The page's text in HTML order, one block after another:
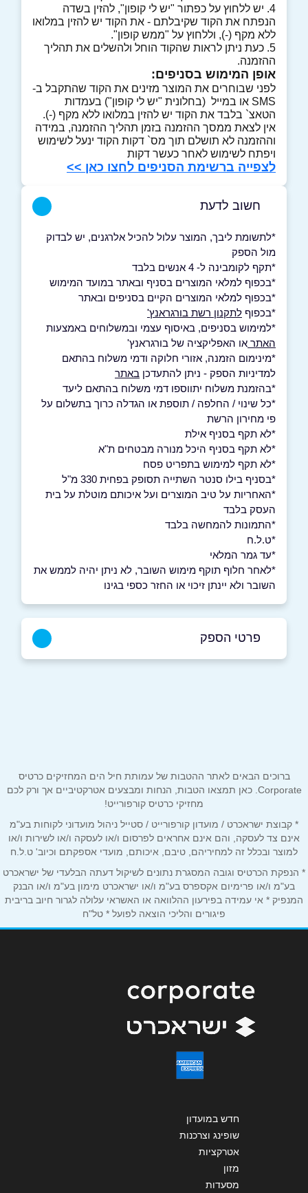
4. יש ללחוץ על כפתור "יש לי קופון", להזין בשדה
הנפתח את הקוד שקיבלתם - את הקוד יש להזין במלואו
ללא מקף (-), וללחוץ על "ממש קופון".
5. כעת ניתן לראות שהקוד הוחל ולהשלים את תהליך
ההזמנה.
אופן המימוש בסניפים:
לפני שבוחרים את המוצר מזינים את הקוד שהתקבל ב-
SMS או במייל (בחלונית "יש לי קופון") בעמדות
הטאצ` בלבד את הקוד יש להזין במלואו ללא מקף (-).
אין לצאת ממסך ההזמנה בזמן תהליך ההזמנה, במידה
וההזמנה לא תושלם תוך מס` דקות הקוד ינעל לשימוש
ויפתח לשימוש לאחר כעשר דקות
לצפייה ברשימת הסניפים לחצו כאן >>
חשוב לדעת
*לתשומת ליבך, המוצר עלול להכיל אלרגנים, יש לבדוק
מול הספק
*תקף לקומבינה ל- 4 אנשים בלבד
*בכפוף למלאי המוצרים בסניף ובאתר במועד המימוש
*בכפוף למלאי המוצרים הקיים בסניפים ובאתר
*בכפוף לתקנון רשת בורגראנץ'
*למימוש בסניפים, באיסוף עצמי ובמשלוחים באמצעות
האתר או האפליקציה של בורגראנץ'
*מינימום הזמנה, אזורי חלוקה ודמי משלוח בהתאם
למדיניות הספק - ניתן להתעדכן באתר
*בהזמנת משלוח יתווספו דמי משלוח בהתאם ליעד
*כל שינוי / החלפה / תוספת או הגדלה כרוך בתשלום על
פי מחירון הרשת
*לא תקף בסניף אילת
*לא תקף בסניף היכל מנורה מבטחים ת"א
*לא תקף למימוש בתפריט פסח
*בסניף בילו סנטר השתייה תסופק בפחית 330 מ"ל
*האחריות על טיב המוצרים ועל איכותם מוטלת על בית
העסק בלבד
*התמונות להמחשה בלבד
*ט.ל.ח
*עד גמר המלאי
*לאחר חלוף תוקף מימוש השובר, לא ניתן יהיה לממש את
השובר ולא יינתן זיכוי או החזר כספי בגינו
פרטי הספק
אימייל *
נושא*
שליחה
ברוכים הבאים לאתר ההטבות של עמותת חיל הים המחזיקים כרטיס
Corporate. כאן תמצאו הטבות, הנחות ומבצעים אטרקטיביים אך ורק לכם
מחזיקי כרטיס קורפורייט!
* קבוצת ישראכרט / מועדון קורפורייט / סטייל ניהול מועדוני לקוחות בע"מ
אינם צד לעסקה, והם אינם אחראים לפרסום ו/או לעסקה ו/או לשירות ו/או
למוצר ובכלל זה למחיריהם, טיבם, איכותם, מועדי אספקתם וכיוב' ט.ל.ח
* הנפקת הכרטיס וגובה המסגרת נתונים לשיקול דעתה הבלעדי של ישראכרט
בע"מ ו/או פרימיום אקספרס בע"מ ו/או ישראכרט מימון בע"מ ו/או הבנק
המנפיק * אי עמידה בפירעון ההלוואה או האשראי עלולה לגרור חיוב בריבית
פיגורים והליכי הוצאה לפועל * טל"ח
חדש במועדון
שופינג וצרכנות
אטרקציות
מזון
מסעדות